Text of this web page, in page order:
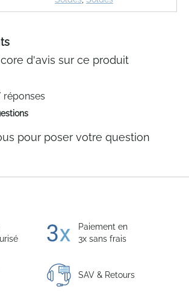
d'avis sur ce produit
réponses
pour poser votre question
Paiement en
3x sans frais
SAV & Retours